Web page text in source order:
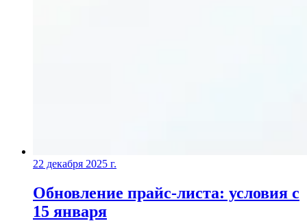
22 декабря 2025 г.
Обновление прайс-листа: условия с
15 января